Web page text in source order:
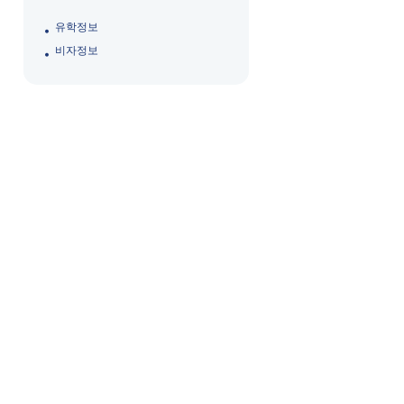
유학정보
비자정보